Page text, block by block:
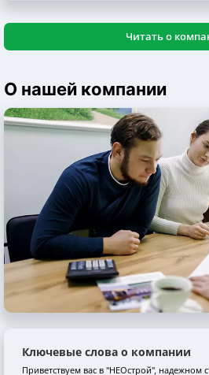
Читать о
О нашей компании
Ключевые слова о компании
Приветствуем вас в "НЕОстрой", надежном